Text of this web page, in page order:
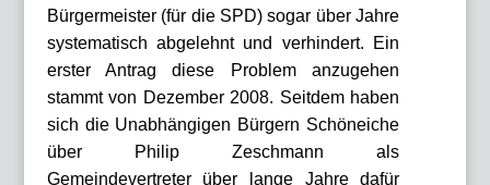
Bürgermeister (für die SPD) sogar über Jahre
systematisch abgelehnt und verhindert. Ein
erster Antrag diese Problem anzugehen
stammt von Dezember 2008. Seitdem haben
sich die Unabhängigen Bürgern Schöneiche
über Philip Zeschmann als
Gemeindevertreter über lange Jahre dafür